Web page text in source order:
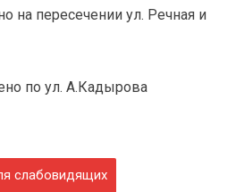
на пересечении ул. Речная и
по ул. А.Кадырова
слабовидящих